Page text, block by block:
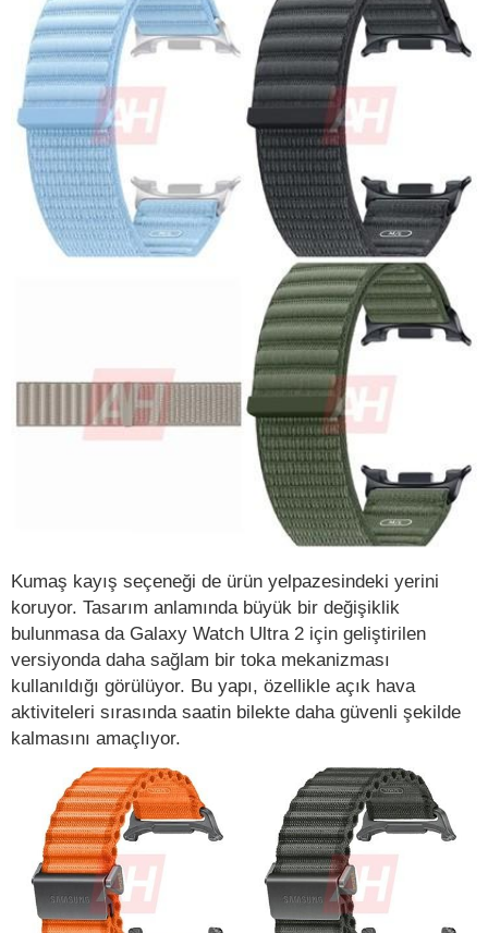
Kumaş kayış seçeneği de ürün yelpazesindeki yerini
koruyor. Tasarım anlamında büyük bir değişiklik
bulunmasa da Galaxy Watch Ultra 2 için geliştirilen
versiyonda daha sağlam bir toka mekanizması
kullanıldığı görülüyor. Bu yapı, özellikle açık hava
aktiviteleri sırasında saatin bilekte daha güvenli şekilde
kalmasını amaçlıyor.